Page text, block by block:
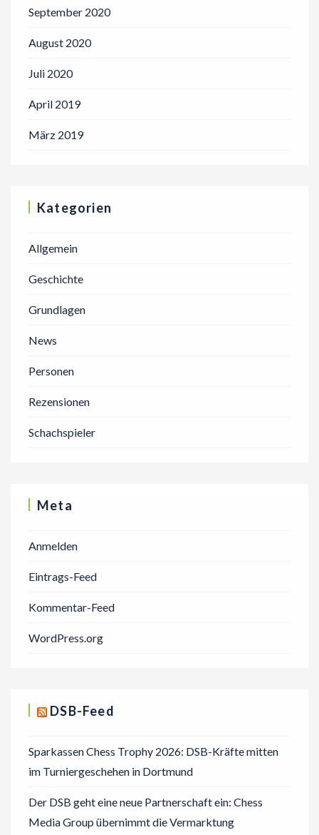
September 2020
August 2020
Juli 2020
April 2019
März 2019
Kategorien
Allgemein
Geschichte
Grundlagen
News
Personen
Rezensionen
Schachspieler
Meta
Anmelden
Eintrags-Feed
Kommentar-Feed
WordPress.org
DSB-Feed
Sparkassen Chess Trophy 2026: DSB-Kräfte mitten
im Turniergeschehen in Dortmund
Der DSB geht eine neue Partnerschaft ein: Chess
Media Group übernimmt die Vermarktung